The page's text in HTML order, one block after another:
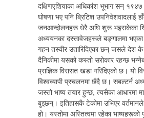
दक्षिणएशियाका अधिकांश भूभाग सन् १९४७
घोषणा भए पनि ब्रिटिश उपनिवेशवादलाई
जनआन्दोलनहरू धेरै अघि शुरू भइसकेका
अध्ययनका दस्तावेजहरूले बङ्गालमा
गहन तस्वीर उतारिदिएका छन् जसले देश
दैनिकीमा यसको कस्तो सरोकार रहन्छ
प्राज्ञिक विरासत खडा गरिदिएको छ। यो
विश्वव्यापी प्रचलनमा छँदै छ। सबल्टर्न
जस्तो भाष्य तयार हुन्छ, त्यसैका आधारमा
बुझ्छन्। इतिहासकै टेकोमा उभिएर वर्तमानले
हो। यस्तोमा अस्तित्वमा रहेका भाष्यहरूको